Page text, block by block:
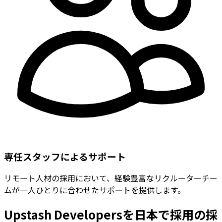
専任スタッフによるサポート
リモート人材の採用において、経験豊富なリクルーターチー
ムが一人ひとりに合わせたサポートを提供します。
Upstash Developersを日本で採用の採